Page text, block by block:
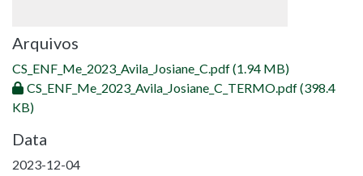
Arquivos
CS_ENF_Me_2023_Avila_Josiane_C.pdf(1.94 MB)
CS_ENF_Me_2023_Avila_Josiane_C_TERMO.pdf(398.4
KB)
Data
2023-12-04